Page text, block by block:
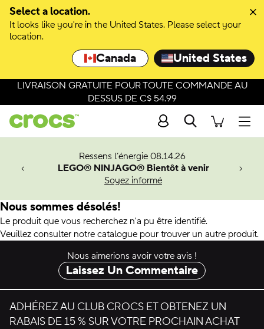
Select a location.
It looks like you're in the United States. Please select your
location.
Canada United States
LIVRAISON GRATUITE POUR TOUTE COMMANDE AU
DESSUS DE C$ 54.99
Recherche
Ressens l’énergie 08.14.26
LEGO® NINJAGO® Bientôt à venir
Soyez informé
Man.
Nous sommes désolés!
Le produit que vous recherchez n'a pu être identifié.
Veuillez consulter notre catalogue pour trouver un autre produit.
Nous aimerions avoir votre avis !
Laissez Un Commentaire
ADHÉREZ AU CLUB CROCS ET OBTENEZ UN
RABAIS DE 15 % SUR VOTRE PROCHAIN ACHAT